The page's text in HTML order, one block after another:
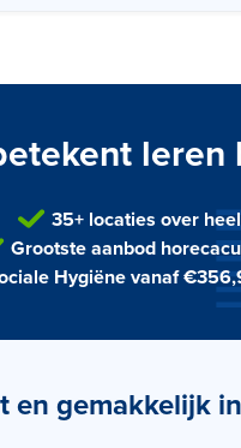
leren
35+ locaties over
Grootste aanbod
Hygiëne vanaf
en gemakkelijk